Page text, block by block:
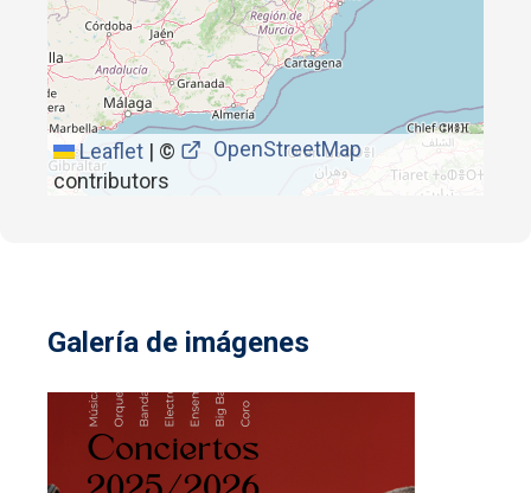
Leaflet | ©
OpenStreetMap
contributors
Galería de imágenes